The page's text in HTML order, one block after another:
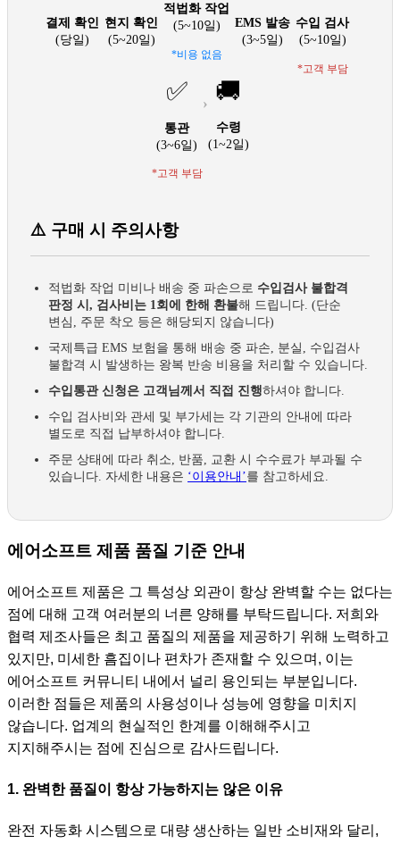
결제 확인
(당일)
현지 확인
(5~20일)
적법화 작업
(5~10일)
*비용 없음
EMS 발송
(3~5일)
수입 검사
(5~10일)
*고객 부담
✅
통관
(3~6일)
*고객 부담
› 🚚
수령
(1~2일)
⚠️ 구매 시 주의사항
적법화 작업 미비나 배송 중 파손으로 수입검사 불합격
판정 시, 검사비는 1회에 한해 환불해 드립니다. (단순
변심, 주문 착오 등은 해당되지 않습니다)
국제특급 EMS 보험을 통해 배송 중 파손, 분실, 수입검사
불합격 시 발생하는 왕복 반송 비용을 처리할 수 있습니다.
수입통관 신청은 고객님께서 직접 진행하셔야 합니다.
수입 검사비와 관세 및 부가세는 각 기관의 안내에 따라
별도로 직접 납부하셔야 합니다.
주문 상태에 따라 취소, 반품, 교환 시 수수료가 부과될 수
있습니다. 자세한 내용은 ‘이용안내’를 참고하세요.
에어소프트 제품 품질 기준 안내
에어소프트 제품은 그 특성상 외관이 항상 완벽할 수는 없다는
점에 대해 고객 여러분의 너른 양해를 부탁드립니다. 저희와
협력 제조사들은 최고 품질의 제품을 제공하기 위해 노력하고
있지만, 미세한 흠집이나 편차가 존재할 수 있으며, 이는
에어소프트 커뮤니티 내에서 널리 용인되는 부분입니다.
이러한 점들은 제품의 사용성이나 성능에 영향을 미치지
않습니다. 업계의 현실적인 한계를 이해해주시고
지지해주시는 점에 진심으로 감사드립니다.
1. 완벽한 품질이 항상 가능하지는 않은 이유
완전 자동화 시스템으로 대량 생산하는 일반 소비재와 달리,